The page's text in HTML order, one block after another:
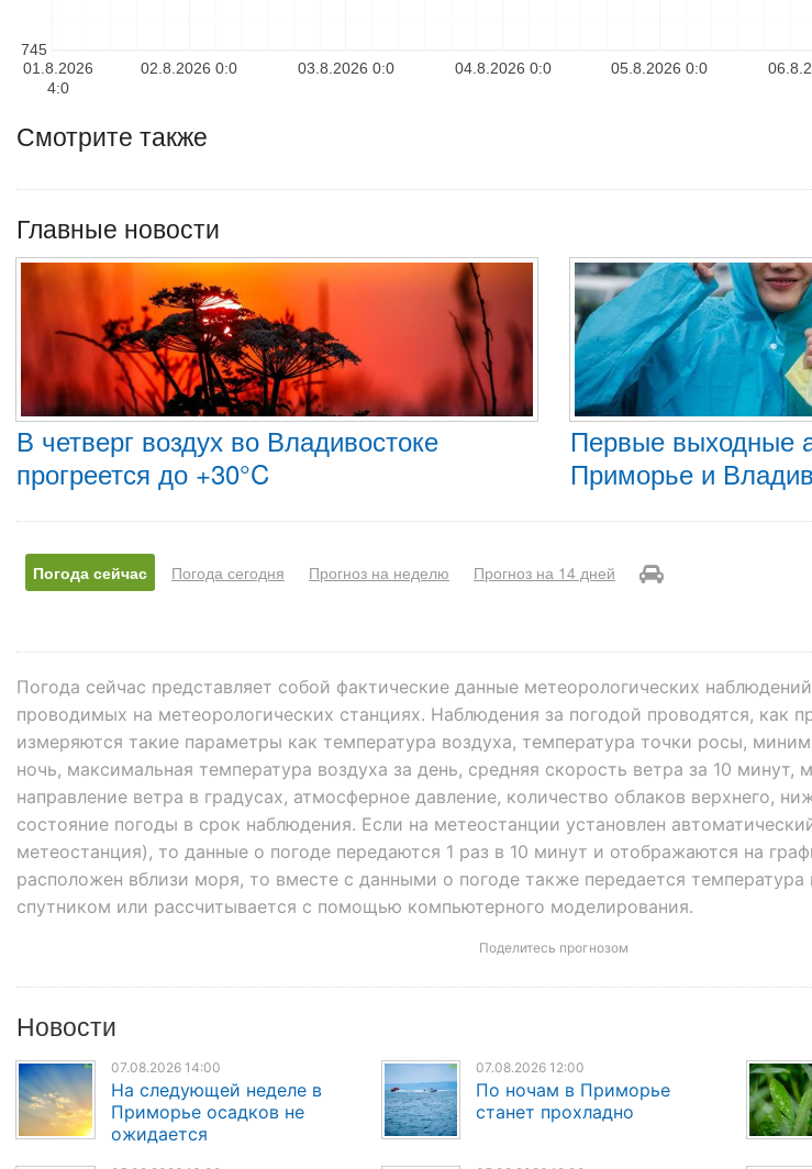
02.8.2026 0:0 03.8.2026 0:0 04.8.2026 0:0 05.8.2026 0:0
01.8.2026
4:0
745
Смотрите также
Главные новости
В четверг воздух во Владивостоке
прогреется до +30°C
Первые выходные
Приморье и
Погода сейчас Погода сегодня Прогноз на неделю Прогноз на 14 дней
Погода сейчас представляет собой фактические данные метеорологических
проводимых на метеорологических станциях. Наблюдения за погодой проводятся, как
измеряются такие параметры как температура воздуха, температура точки росы,
ночь, максимальная температура воздуха за день, средняя скорость ветра за 10 минут,
направление ветра в градусах, атмосферное давление, количество облаков верхнего,
состояние погоды в срок наблюдения. Если на метеостанции установлен
метеостанция), то данные о погоде передаются 1 раз в 10 минут и отображаются на
расположен вблизи моря, то вместе с данными о погоде также передается
спутником или рассчитывается с помощью компьютерного моделирования.
Поделитесь прогнозом
Новости
07.08.2026 14:00
На следующей неделе в
Приморье осадков не
ожидается
07.08.2026 12:00
По ночам в Приморье
станет прохладно